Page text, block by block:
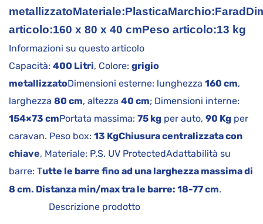
metallizzatoMateriale:PlasticaMarchio:Farad
articolo:160 x 80 x 40 cmPeso articolo:13 kg
Informazioni su questo articolo
Capacità: 400 Litri, Colore: grigio
metallizzatoDimensioni esterne: lunghezza 160 cm,
larghezza 80 cm, altezza 40 cm; Dimensioni interne:
154×73 cmPortata massima: 75 kg per auto, 90 Kg per
caravan. Peso box: 13 KgChiusura centralizzata con
chiave, Materiale: P.S. UV ProtectedAdattabilità su
barre: Tutte le barre fino ad una larghezza massima di
8 cm. Distanza min/max tra le barre: 18-77 cm.
Descrizione prodotto